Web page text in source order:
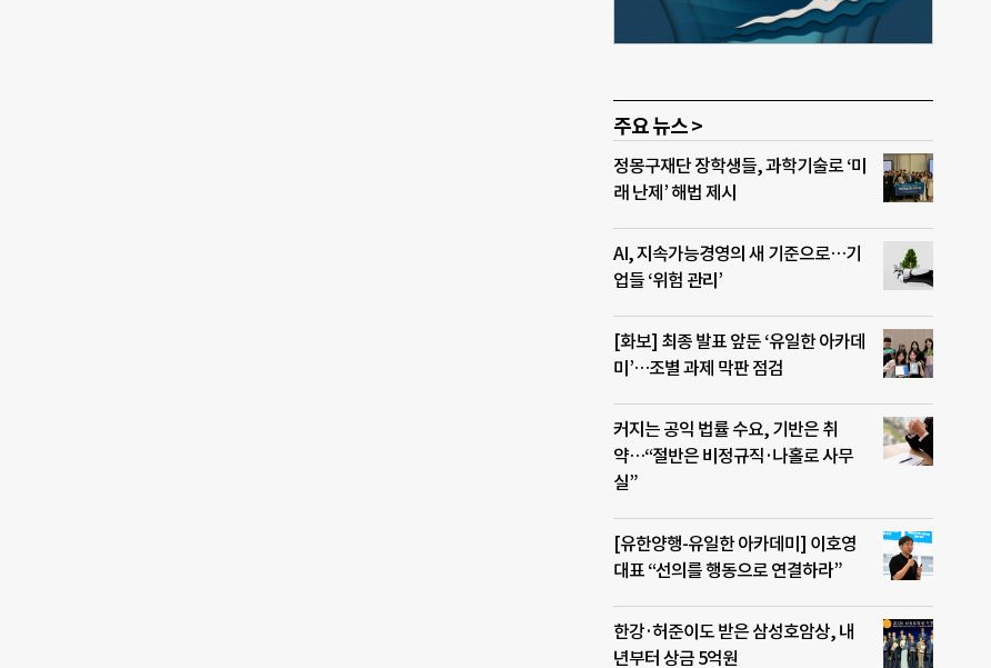
주요 뉴스 >
정몽구재단 장학생들, 과학기술로 ‘미
래 난제’ 해법 제시
AI, 지속가능경영의 새 기준으로…기
업들 ‘위험 관리’
[화보] 최종 발표 앞둔 ‘유일한 아카데
미’…조별 과제 막판 점검
커지는 공익 법률 수요, 기반은 취
약…“절반은 비정규직·나홀로 사무
실”
[유한양행-유일한 아카데미] 이호영
대표 “선의를 행동으로 연결하라”
한강·허준이도 받은 삼성호암상, 내
년부터 상금 5억원